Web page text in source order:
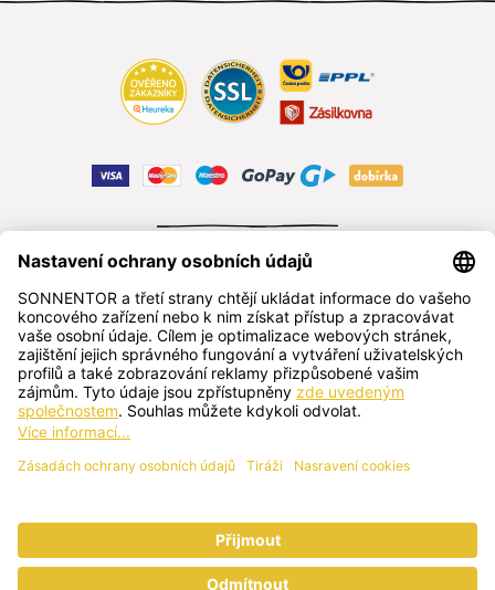
čeština
SONNENTOR s.r.o.
Příhon 943, 696 15 Čejkovice, Česká republika
+420 518 362 687 sonnentor@sonnentor.cz